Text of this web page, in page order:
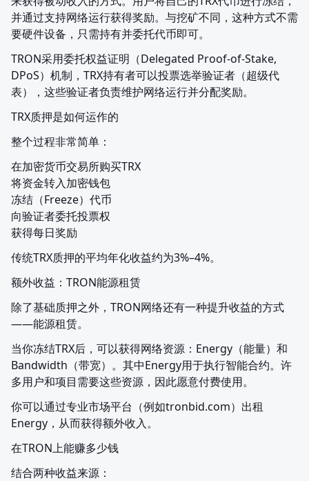
并通过支持网络运行获得奖励。与挖矿不同，这种方式不需
要硬件设备，只需持有并委托代币即可。
TRON采用委托权益证明（Delegated Proof-of-Stake,
DPoS）机制，TRX持有者可以投票选举验证者（超级代
表），这些验证者负责维护网络运行并分配奖励。
TRX质押是如何运作的
整个过程非常简单：
在加密货币交易所购买TRX
将资金转入加密钱包
冻结（Freeze）代币
向验证者委托投票权
获得每日奖励
传统TRX质押的平均年化收益约为3%–4%。
额外收益：TRON能源租赁
除了基础质押之外，TRON网络还有一种提升收益的方式
——能源租赁。
当你冻结TRX后，可以获得网络资源：Energy（能量）和
Bandwidth（带宽）。其中Energy用于执行智能合约。许
多用户和项目需要这些资源，因此愿意付费使用。
你可以通过专业市场平台（例如tronbid.com）出租
Energy，从而获得额外收入。
在TRON上能赚多少钱
结合两种收益来源：